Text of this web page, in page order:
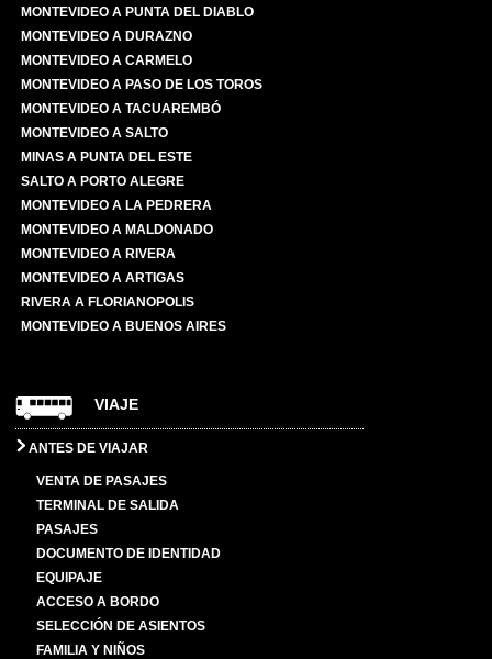
MONTEVIDEO A PUNTA DEL DIABLO
MONTEVIDEO A DURAZNO
MONTEVIDEO A CARMELO
MONTEVIDEO A PASO DE LOS TOROS
MONTEVIDEO A TACUAREMBÓ
MONTEVIDEO A SALTO
MINAS A PUNTA DEL ESTE
SALTO A PORTO ALEGRE
MONTEVIDEO A LA PEDRERA
MONTEVIDEO A MALDONADO
MONTEVIDEO A RIVERA
MONTEVIDEO A ARTIGAS
RIVERA A FLORIANOPOLIS
MONTEVIDEO A BUENOS AIRES
VIAJE
ANTES DE VIAJAR
VENTA DE PASAJES
TERMINAL DE SALIDA
PASAJES
DOCUMENTO DE IDENTIDAD
EQUIPAJE
ACCESO A BORDO
SELECCIÓN DE ASIENTOS
FAMILIA Y NIÑOS